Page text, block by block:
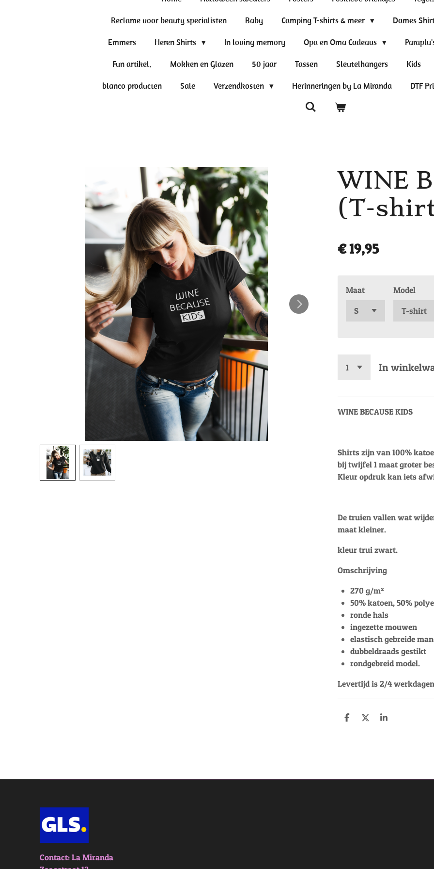
Reclame voor beauty specialisten Baby Camping T-shirts & meer Dames
Emmers Heren Shirts In loving memory Opa en Oma Cadeaus
Fun artikel. Mokken en Glazen 50 jaar Tassen Sleutelhangers Kids
blanco producten Sale Verzendkosten Herinneringen by La Miranda DTF
WINE
(T-
€ 19,95
Maat Model
In
WINE BECAUSE KIDS
Shirts zijn van 100%
bij twijfel 1 maat groter
Kleur opdruk kan iets
De truien vallen wat
maat kleiner.
kleur trui zwart.
Omschrijving
270 g/m²
50% katoen, 50%
ronde hals
ingezette mouwen
elastisch gebreide
dubbeldraads gestikt
rondgebreid model.
Levertijd is 2/4
D
D
S
Contact: La Miranda